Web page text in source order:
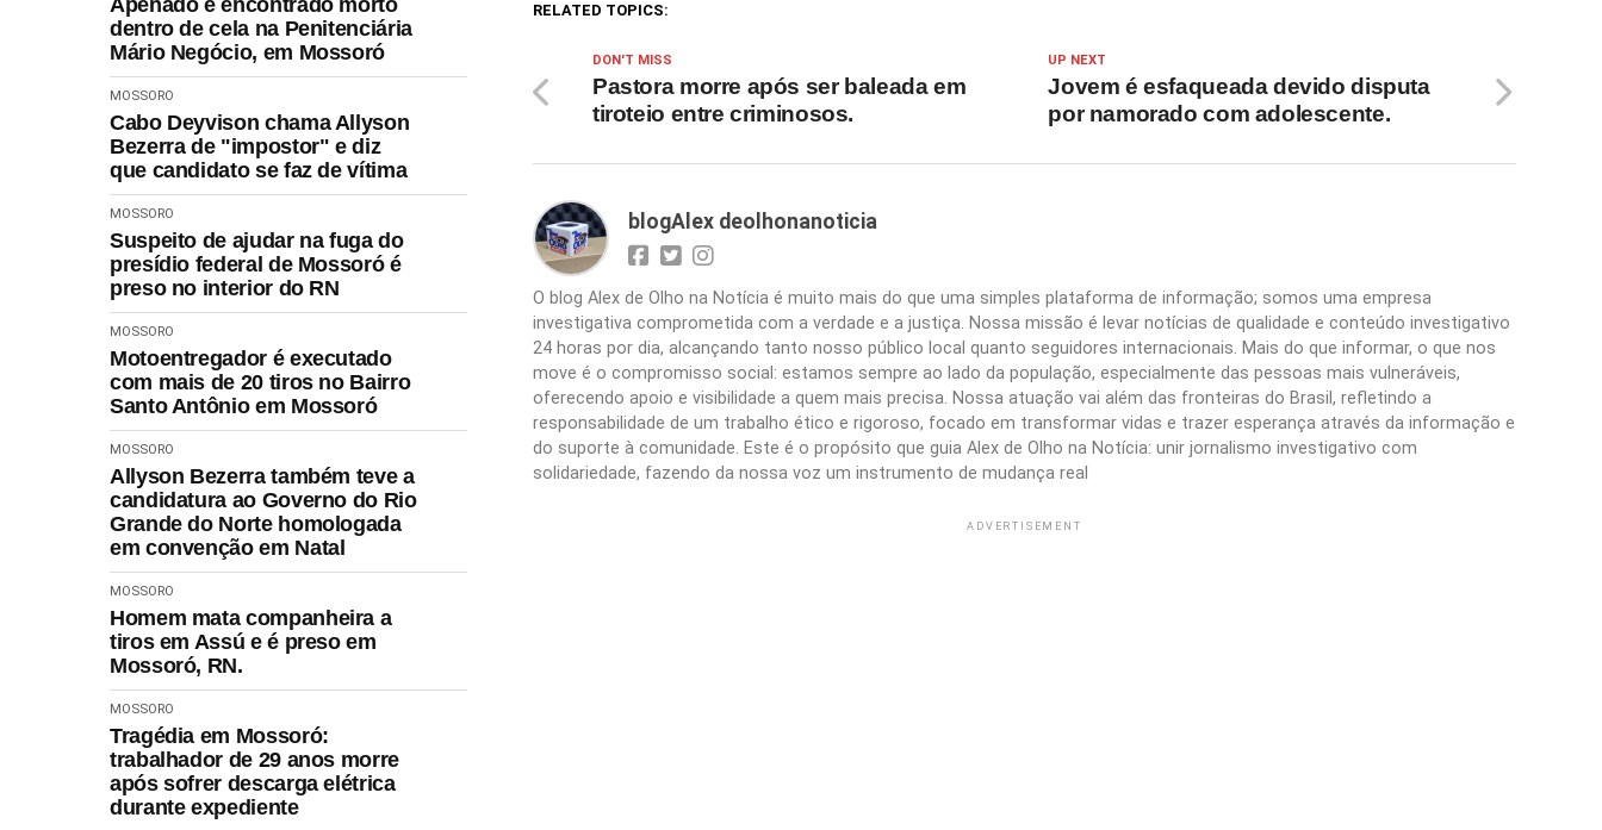
dentro de cela na Penitenciária
Mário Negócio, em Mossoró
MOSSORO
Cabo Deyvison chama Allyson
Bezerra de "impostor" e diz
que candidato se faz de vítima
MOSSORO
Suspeito de ajudar na fuga do
presídio federal de Mossoró é
preso no interior do RN
MOSSORO
Motoentregador é executado
com mais de 20 tiros no Bairro
Santo Antônio em Mossoró
MOSSORO
Allyson Bezerra também teve a
candidatura ao Governo do Rio
Grande do Norte homologada
em convenção em Natal
MOSSORO
Homem mata companheira a
tiros em Assú e é preso em
Mossoró, RN.
MOSSORO
Tragédia em Mossoró:
trabalhador de 29 anos morre
após sofrer descarga elétrica
durante expediente
RELATED TOPICS:
UP NEXT
Jovem é esfaqueada devido disputa
por namorado com adolescente.
DON'T MISS
Pastora morre após ser baleada em
tiroteio entre criminosos.
blogAlex deolhonanoticia
O blog Alex de Olho na Notícia é muito mais do que uma simples plataforma de informação; somos uma empresa
investigativa comprometida com a verdade e a justiça. Nossa missão é levar notícias de qualidade e conteúdo investigativo
24 horas por dia, alcançando tanto nosso público local quanto seguidores internacionais. Mais do que informar, o que nos
move é o compromisso social: estamos sempre ao lado da população, especialmente das pessoas mais vulneráveis,
oferecendo apoio e visibilidade a quem mais precisa. Nossa atuação vai além das fronteiras do Brasil, refletindo a
responsabilidade de um trabalho ético e rigoroso, focado em transformar vidas e trazer esperança através da informação e
do suporte à comunidade. Este é o propósito que guia Alex de Olho na Notícia: unir jornalismo investigativo com
solidariedade, fazendo da nossa voz um instrumento de mudança real
ADVERTISEMENT